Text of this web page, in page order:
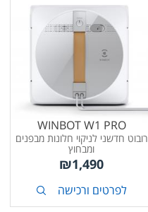
WINBOT W1 PRO
רובוט חדשני לניקוי חלונות מבפנים
ומבחוץ
₪1,490
לפרטים ורכישה